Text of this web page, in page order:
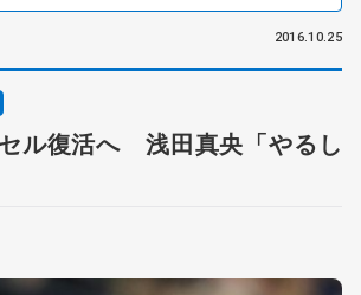
2016.10.25
ル復活へ 浅田真央「やるし